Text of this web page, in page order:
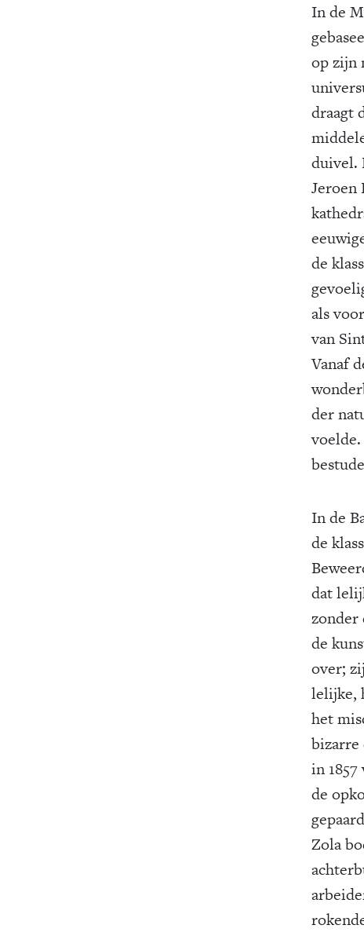
In de
op zijn
draagt
duivel.
Jeroen
de
als
van
Vanaf
der
In de
de
dat
zonder
de
over;
lelijke,
het
bizarre
in
de
Zola